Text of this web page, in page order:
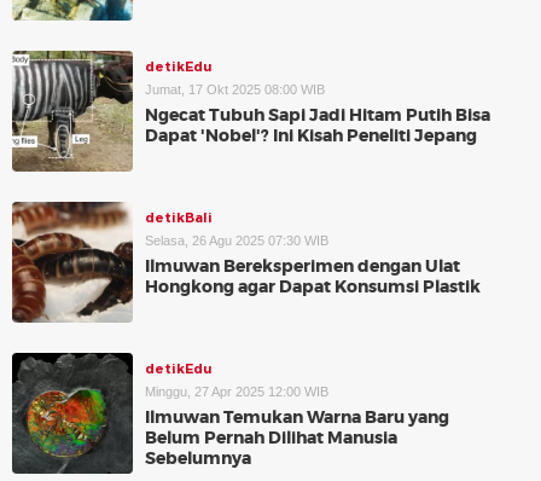
detikEdu
Jumat, 17 Okt 2025 08:00 WIB
Ngecat Tubuh Sapi Jadi Hitam Putih Bisa
Dapat 'Nobel'? Ini Kisah Peneliti Jepang
detikBali
Selasa, 26 Agu 2025 07:30 WIB
Ilmuwan Bereksperimen dengan Ulat
Hongkong agar Dapat Konsumsi Plastik
detikEdu
Minggu, 27 Apr 2025 12:00 WIB
Ilmuwan Temukan Warna Baru yang
Belum Pernah Dilihat Manusia
Sebelumnya